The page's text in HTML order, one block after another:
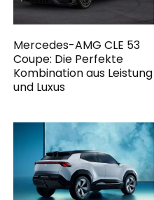
Mercedes-AMG CLE 53
Coupe: Die Perfekte
Kombination aus Leistung
und Luxus